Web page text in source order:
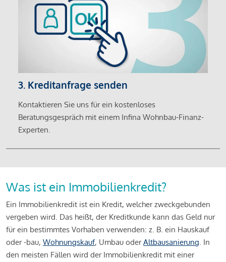
3. Kreditanfrage senden
Kontaktieren Sie uns für ein kostenloses
Beratungsgespräch mit einem Infina Wohnbau-Finanz-
Experten.
Was ist ein Immobilienkredit?
Ein Immobilienkredit ist ein Kredit, welcher zweckgebunden
vergeben wird. Das heißt, der Kreditkunde kann das Geld nur
für ein bestimmtes Vorhaben verwenden: z. B. ein Hauskauf
oder -bau, Wohnungskauf, Umbau oderAltbausanierung. In
den meisten Fällen wird der Immobilienkredit mit einer